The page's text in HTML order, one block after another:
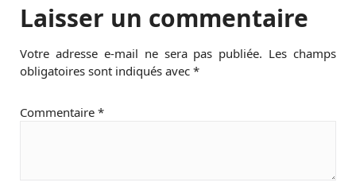
Laisser un commentaire
Votre adresse e-mail ne sera pas publiée. Les champs
obligatoires sont indiqués avec *
Commentaire *